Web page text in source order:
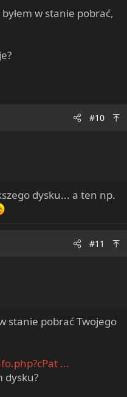
w stanie pobrać,
#10
dysku... a ten np.
#11
stanie pobrać Twojego
...
dysku?